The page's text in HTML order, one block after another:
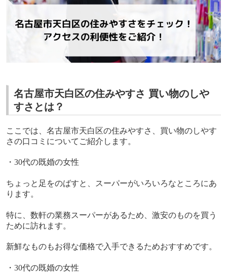
名古屋市天白区の住みやすさ 買い物のしや
すさとは？
ここでは、名古屋市天白区の住みやすさ、買い物のしやす
さの口コミについてご紹介します。
・ 30代の既婚の女性
ちょっと足をのばすと、スーパーがいろいろなところにあ
ります。
特に、数軒の業務スーパーがあるため、激安のものを買う
ために訪れます。
新鮮なものもお得な価格で入手できるためおすすめです。
・ 30代の既婚の女性